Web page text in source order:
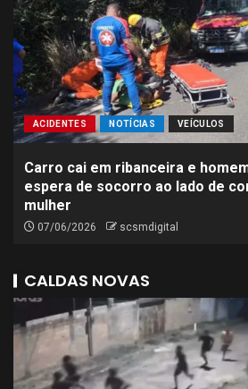
ACIDENTES NOTÍCIAS VEÍCULOS
Carro cai em ribanceira e
espera de socorro ao lado de
mulher
07/06/2026 scsmdigital
CALDAS NOVAS